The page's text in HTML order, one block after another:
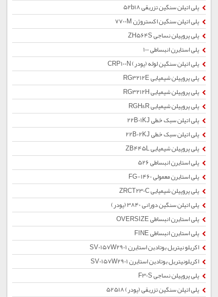
پلی اتیلن سنگین تزریقی 52b18
پلی اتیلن سنگین اکستروژن 7700M
پلی پروپیلن نساجی ZH564S
پلی استایرن انبساطی 100
پلی اتیلن سنگین لوله (پودر) CRP100N
پلی پروپیلن شیمیایی RG3212E
پلی پروپیلن شیمیایی RG3212H
پلی پروپیلن شیمیایی RGH&R
پلی اتیلن سبک خطی 22B01KJ
پلی اتیلن سبک خطی 22B02KJ
پلی پروپیلن شیمیایی ZB445L
پلی استایرن انبساطی 526
پلی استایرن معمولی 1460-FG
پلی پروپیلن شیمیایی ZRCT230C
پلی اتیلن سنگین دورانی 3840 (پودر)
پلی استایرن انبساطی OVERSIZE
پلی استایرن انبساطی FINE
اکریلو نیتریل بوتادین استایرن SV0157W2901
اکریلونیتریل بوتادین استایرن SV0157W2901
پلی پروپیلن نساجی F30S
پلی اتیلن سنگین تزریقی (پودر) 52518